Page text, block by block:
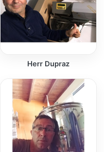
Herr Dupraz